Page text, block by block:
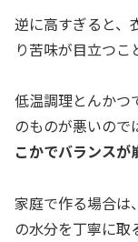
逆に高すぎると、
り苦味が目立つこ
低温調理とんかつ
のものが悪いので
こかでバランスが
家庭で作る場合は
の水分を丁寧に取